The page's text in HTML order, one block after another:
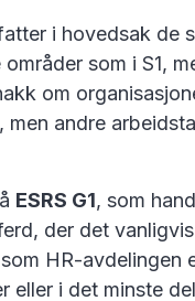
i hovedsak de
som i S1,
om
men andre
ESRS G1, som
der det
HR-avdelingen
eller i det minste